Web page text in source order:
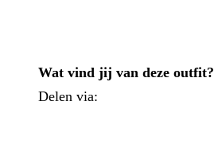
Wat vind jij van deze outfit?
Delen via: